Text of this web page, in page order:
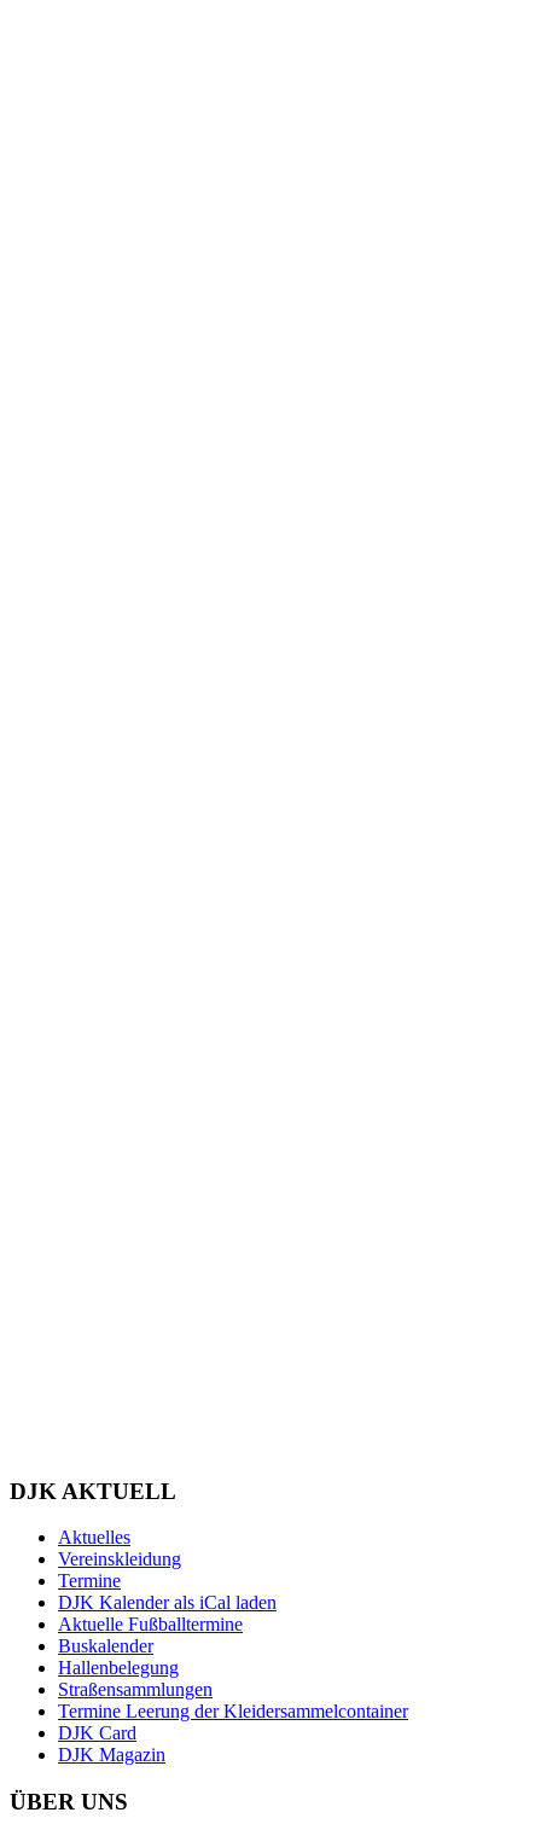
DJK AKTUELL
Aktuelles
Vereinskleidung
Termine
DJK Kalender als iCal laden
Aktuelle Fußballtermine
Buskalender
Hallenbelegung
Straßensammlungen
Termine Leerung der Kleidersammelcontainer
DJK Card
DJK Magazin
ÜBER UNS